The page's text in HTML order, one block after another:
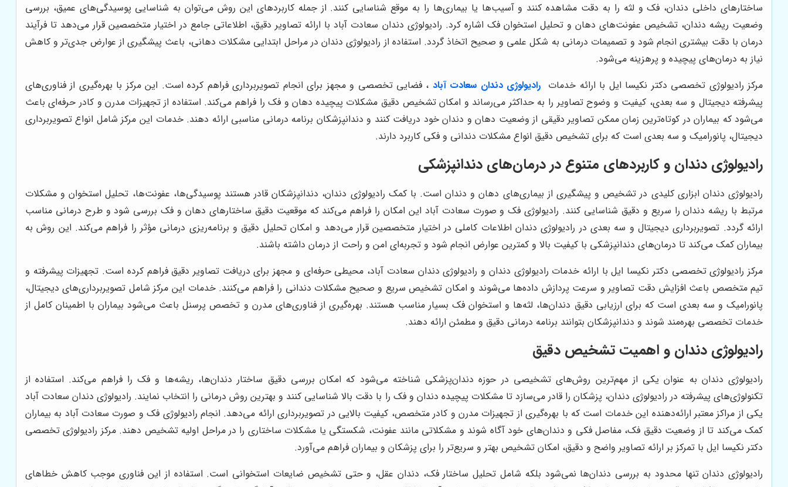
ساختارهای داخلی دندان، فک و لثه را به دقت مشاهده کنند و آسیب‌ها یا بیماری‌ها را به موقع شناسایی کنند. از جمله کاربردهای این روش می‌توان به شناسایی پوسیدگی‌های عمیق، بررسی
وضعیت ریشه دندان، تشخیص عفونت‌های دهان و تحلیل استخوان فک اشاره کرد. رادیولوژی دندان سعادت آباد با ارائه تصاویر دقیق، اطلاعاتی جامع در اختیار متخصصین قرار می‌دهد تا فرآیند
درمان با دقت بیشتری انجام شود و تصمیمات درمانی به شکل علمی و صحیح اتخاذ گردد. استفاده از رادیولوژی دندان در مراحل ابتدایی مشکلات دهانی، باعث پیشگیری از عوارض جدی‌تر و کاهش
نیاز به درمان‌های پیچیده و پرهزینه می‌شود.
مرکز رادیولوژی تخصصی دکتر نکیسا ایل با ارائه خدمات رادیولوژی دندان سعادت آباد ، فضایی تخصصی و مجهز برای انجام تصویربرداری فراهم کرده است. این مرکز با بهره‌گیری از فناوری‌های
پیشرفته دیجیتال و سه بعدی، کیفیت و وضوح تصاویر را به حداکثر می‌رساند و امکان تشخیص دقیق مشکلات پیچیده دهان و فک را فراهم می‌کند. استفاده از تجهیزات مدرن و کادر حرفه‌ای باعث
می‌شود که بیماران در کوتاه‌ترین زمان ممکن تصاویر دقیقی از وضعیت دهان و دندان خود دریافت کنند و دندانپزشکان برنامه درمانی مناسبی ارائه دهند. خدمات این مرکز شامل انواع تصویربرداری
دیجیتال، پانورامیک و سه بعدی است که برای تشخیص دقیق انواع مشکلات دندانی و فکی کاربرد دارند.
رادیولوژی دندان و کاربردهای متنوع در درمان‌های دندانپزشکی
رادیولوژی دندان ابزاری کلیدی در تشخیص و پیشگیری از بیماری‌های دهان و دندان است. با کمک رادیولوژی دندان، دندانپزشکان قادر هستند پوسیدگی‌ها، عفونت‌ها، تحلیل استخوان و مشکلات
مرتبط با ریشه دندان را سریع و دقیق شناسایی کنند. رادیولوژی فک و صورت سعادت آباد این امکان را فراهم می‌کند که موقعیت دقیق ساختارهای دهان و فک بررسی شود و طرح درمانی مناسب
ارائه گردد. تصویربرداری دیجیتال و سه بعدی در رادیولوژی دندان اطلاعات کاملی در اختیار متخصصین قرار می‌دهد و امکان تحلیل دقیق و برنامه‌ریزی درمانی مؤثر را فراهم می‌کند. این روش به
بیماران کمک می‌کند تا درمان‌های دندانپزشکی با کیفیت بالا و کمترین عوارض انجام شود و تجربه‌ای امن و راحت از درمان داشته باشند.
مرکز رادیولوژی تخصصی دکتر نکیسا ایل با ارائه خدمات رادیولوژی دندان و رادیولوژی دندان سعادت آباد، محیطی حرفه‌ای و مجهز برای دریافت تصاویر دقیق فراهم کرده است. تجهیزات پیشرفته و
تیم متخصص باعث افزایش دقت تصاویر و سرعت پردازش داده‌ها می‌شوند و امکان تشخیص سریع و صحیح مشکلات دندانی را فراهم می‌کنند. خدمات این مرکز شامل تصویربرداری‌های دیجیتال،
پانورامیک و سه بعدی است که برای ارزیابی دقیق دندان‌ها، لثه‌ها و استخوان فک بسیار مناسب هستند. بهره‌گیری از فناوری‌های مدرن و تخصص پرسنل باعث می‌شود بیماران با اطمینان کامل از
خدمات تخصصی بهره‌مند شوند و دندانپزشکان بتوانند برنامه درمانی دقیق و مطمئن ارائه دهند.
رادیولوژی دندان و اهمیت تشخیص دقیق
رادیولوژی دندان به عنوان یکی از مهم‌ترین روش‌های تشخیصی در حوزه دندان‌پزشکی شناخته می‌شود که امکان بررسی دقیق ساختار دندان‌ها، ریشه‌ها و فک را فراهم می‌کند. استفاده از
تکنولوژی‌های پیشرفته در رادیولوژی دندان، پزشکان را قادر می‌سازد تا مشکلات پیچیده دندان و فک را با دقت بالا شناسایی کنند و بهترین روش درمانی را انتخاب نمایند. رادیولوژی دندان سعادت آباد
یکی از مراکز معتبر ارائه‌دهنده این خدمات است که با بهره‌گیری از تجهیزات مدرن و کادر متخصص، کیفیت بالایی در تصویربرداری ارائه می‌دهد. انجام رادیولوژی فک و صورت سعادت آباد به بیماران
کمک می‌کند تا از وضعیت دقیق فک، مفاصل فکی و دندان‌های خود آگاه شوند و مشکلاتی مانند عفونت، شکستگی یا مشکلات ساختاری را در مراحل اولیه تشخیص دهند. مرکز رادیولوژی تخصصی
دکتر نکیسا ایل با تمرکز بر ارائه تصاویر واضح و دقیق، امکان تشخیص بهتر و سریع‌تر را برای پزشکان و بیماران فراهم می‌آورد.
رادیولوژی دندان تنها محدود به بررسی دندان‌ها نمی‌شود بلکه شامل تحلیل ساختار فک، دندان عقل، و حتی تشخیص ضایعات استخوانی است. استفاده از این فناوری موجب کاهش خطاهای